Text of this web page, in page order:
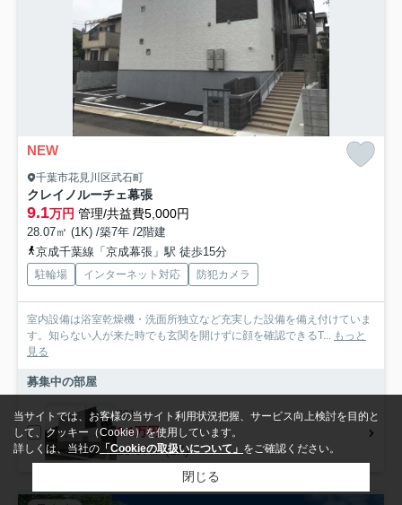
NEW
千葉市花見川区武石町
クレイノルーチェ幕張
9.1万円 管理/共益費5,000円
28.07㎡ (1K) /築7年 /2階建
京成千葉線「京成幕張」駅 徒歩15分
駐輪場 インターネット対応 防犯カメラ
室内設備は浴室乾燥機・洗面所独立など充実した設備を備え付けていま
す。知らない人が来た時でも玄関を開けずに顔を確認できるT...
もっと
見る
募集中の部屋
201
9.1万円
28.07㎡ (1K)
当サイトでは、お客様の当サイト利用状況把握、サービス向上検討を目的と
して、クッキー（Cookie）を使用しています。
詳しくは、当社の 「Cookieの取扱いについて」 をご確認ください。
閉じる